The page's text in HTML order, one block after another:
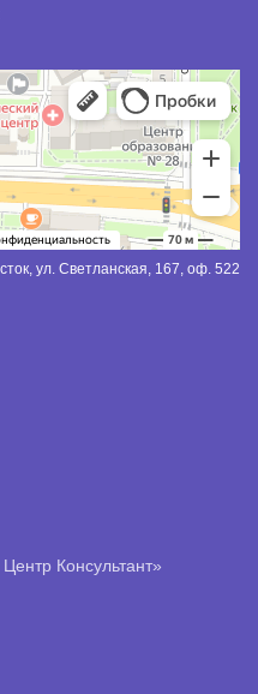
ул. Светланская, 167, оф. 522
Консультант»